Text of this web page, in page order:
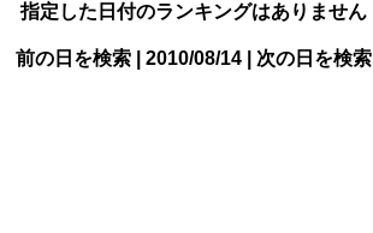
指定した日付のランキングはありません
前の日を検索 | 2010/08/14 | 次の日を検索